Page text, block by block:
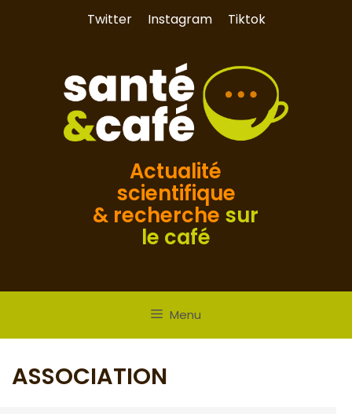
Twitter Instagram Tiktok
Actualité
scientifique
& recherche sur
le café
Menu
ASSOCIATION